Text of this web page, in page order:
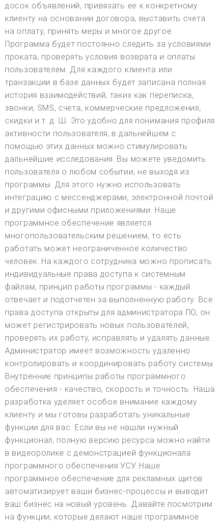
досок объявлений, привязать ее к конкретному
клиенту на основании договора, выставить счета
на оплату, принять меры и многое другое.
Программа будет постоянно следить за условиями
проката, проверять условия возврата и оплаты
пользователем. Для каждого клиента или
транзакции в базе данных будет записана полная
история взаимодействий, таких как переписка,
звонки, SMS, счета, коммерческие предложения,
скидки и т. д. Ш. Это удобно для понимания профиля
активности пользователя, в дальнейшем с
помощью этих данных можно стимулировать
дальнейшие исследования. Вы можете уведомить
пользователя о любом событии, не выходя из
программы. Для этого нужно использовать
интеграцию с мессенджерами, электронной почтой
и другими офисными приложениями. Наше
программное обеспечение является
многопользовательским решением, то есть
работать может неограниченное количество
человек. На каждого сотрудника можно прописать
индивидуальные права доступа к системным
файлам, принцип работы программы - каждый
отвечает и подотчетен за выполненную работу. Все
права доступа открыты для администратора ПО, он
может регистрировать новых пользователей,
проверять их работу, исправлять и удалять данные.
Администратор имеет возможность удаленно
контролировать и координировать работу системы.
Внутренние принципы работы программного
обеспечения - качество, скорость и точность. Наша
разработка уделяет особое внимание каждому
клиенту и мы готовы разработать уникальные
функции для вас. Если вы не нашли нужный
функционал, полную версию ресурса можно найти
в видеоролике с демонстрацией функционала
программного обеспечения УСУ. Наше
программное обеспечение для рекламных щитов
автоматизирует ваши бизнес-процессы и выводит
ваш бизнес на новый уровень. Давайте посмотрим
на функции, которые делают наше программное